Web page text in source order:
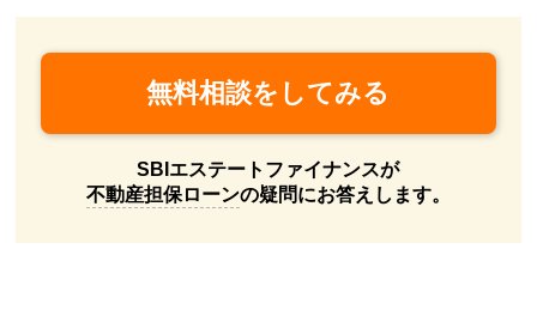
無料相談をしてみる
SBIエステートファイナンスが
不動産担保ローンの疑問にお答えします。